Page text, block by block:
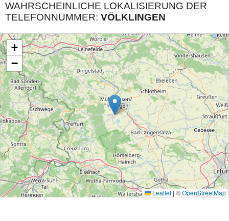
WAHRSCHEINLICHE LOKALISIERUNG DER
TELEFONNUMMER: VÖLKLINGEN